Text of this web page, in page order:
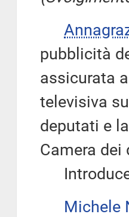
pubblicità
assicurata
televisiva
deputati e
Camera dei
Michele